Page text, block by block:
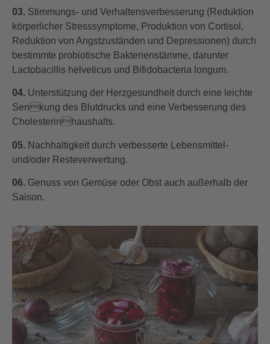
03. Stimmungs- und Verhaltensverbesserung (Reduktion
körperlicher Stresssymptome, Produktion von Cortisol,
Reduktion von Angstzuständen und Depressionen) durch
bestimmte probiotische Bakterienstämme, darunter
Lactobacillis helveticus und Bifidobacteria longum.
04. Unterstützung der Herzgesundheit durch eine leichte
Senkung des Blutdrucks und eine Verbesserung des
Cholesterinhaushalts.
05. Nachhaltigkeit durch verbesserte Lebensmittel-
und/oder Resteverwertung.
06. Genuss von Gemüse oder Obst auch außerhalb der
Saison.